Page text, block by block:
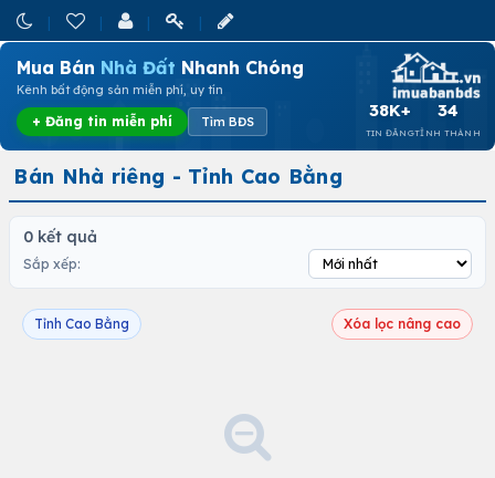
Mua Bán Nhà Đất Nhanh Chóng
Kênh bất động sản miễn phí, uy tín
+ Đăng tin miễn phí Tìm BĐS
38K+
TIN ĐĂNG
34
TỈNH THÀNH
Bán Nhà riêng - Tỉnh Cao Bằng
0 kết quả
Sắp xếp:
Tỉnh Cao Bằng Xóa lọc nâng cao